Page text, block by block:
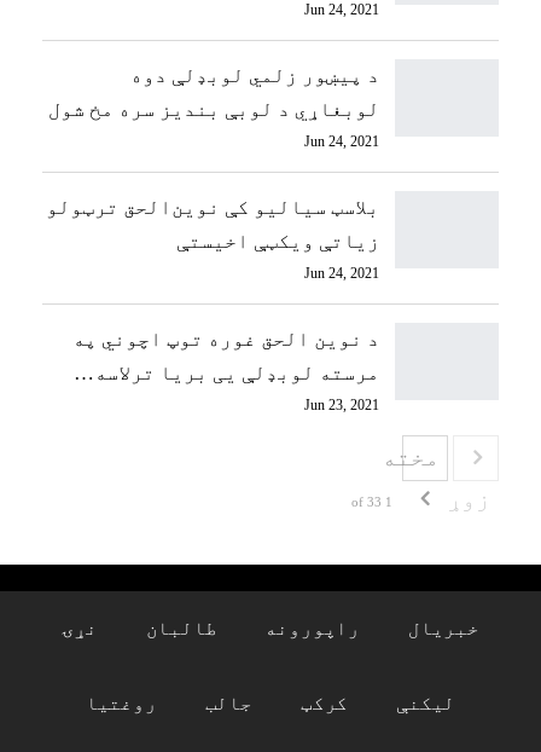
Jun 24, 2021
د پیښور زلمي لوبډلې دوه
لوبغاړي د لوبې بندیز سره مخ شول
Jun 24, 2021
بلاسټ سیالیو کې نوین‌الحق ترټولو
زیاتې ویکټې اخیستې
Jun 24, 2021
د نوین الحق غوره توپ اچوني په
مرسته لوبډلې یی بریا ترلاسه…
Jun 23, 2021
زوړ
مخته
1 of 33
خبریال راپورونه طالبان نړۍ
لیکنې کرکټ جالب روغتیا